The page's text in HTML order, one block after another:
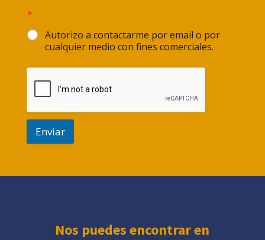
*
Autorizo a contactarme por email o por
cualquier medio con fines comerciales.
Enviar
Nos puedes encontrar en